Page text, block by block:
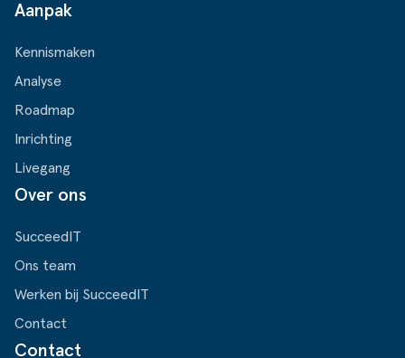
Aanpak
Kennismaken
Analyse
Roadmap
Inrichting
Livegang
Over ons
SucceedIT
Ons team
Werken bij SucceedIT
Contact
Contact